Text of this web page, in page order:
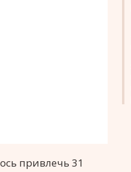
привлечь 31